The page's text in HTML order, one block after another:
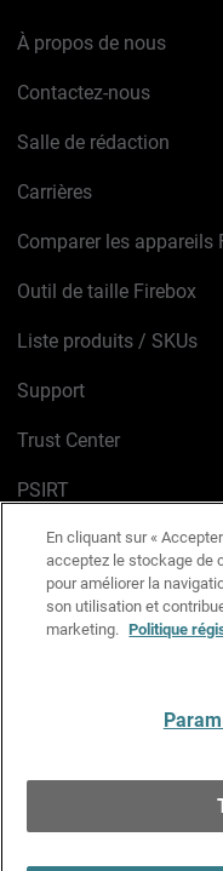
À propos de nous
Contactez-nous
Salle de rédaction
Carrières
Comparer les appareils
Outil de taille Firebox
Liste produits / SKUs
Support
Trust Center
PSIRT
Avis sur les cookies
Politique de
Charte Graphique
En cliquant sur «
acceptez le stockage de
pour améliorer la
son utilisation et
marketing. Politique